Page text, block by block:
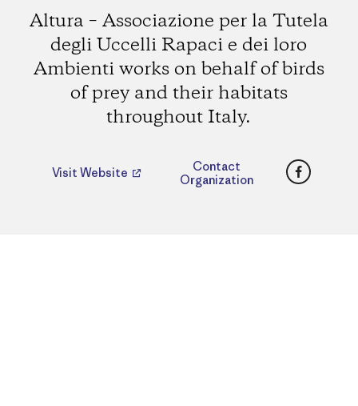
Altura – Associazione per la Tutela
degli Uccelli Rapaci e dei loro
Ambienti works on behalf of birds
of prey and their habitats
throughout Italy.
Visit Website
Contact
Organization